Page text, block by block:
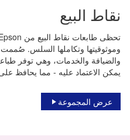
نقاط البيع
وموثوقيتها وتكاملها السلس. صُممت
والضيافة والخدمات، وهي توفر
يمكن الاعتماد عليه - مما يحافظ
عرض المجموعة